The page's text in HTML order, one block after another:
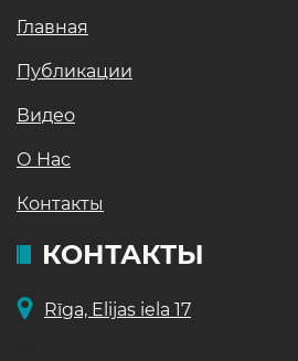
Главная
Публикации
Видео
О Нас
Контакты
КОНТАКТЫ
Rīga, Elijas iela 17